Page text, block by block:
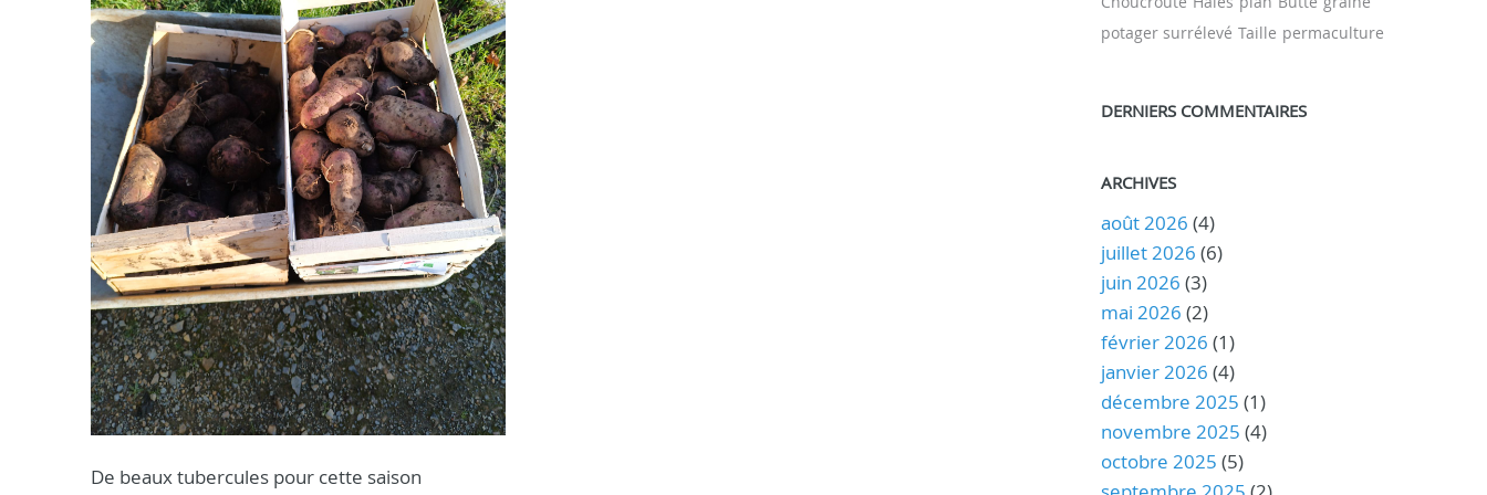
De beaux tubercules pour cette saison
potager surrélevé Taille permaculture
DERNIERS COMMENTAIRES
ARCHIVES
août 2026 (4)
juillet 2026 (6)
juin 2026 (3)
mai 2026 (2)
février 2026 (1)
janvier 2026 (4)
décembre 2025 (1)
novembre 2025 (4)
octobre 2025 (5)